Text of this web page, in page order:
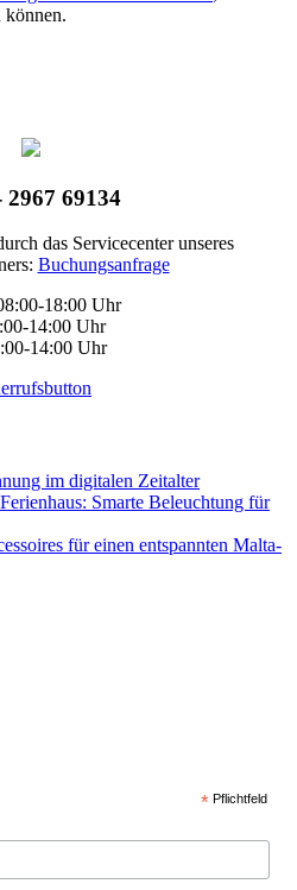
können.
2967 69134
das Servicecenter unseres
Buchungsanfrage
18:00 Uhr
14:00 Uhr
14:00 Uhr
im digitalen Zeitalter
Smarte Beleuchtung für
für einen entspannten Malta-
* Pflichtfeld